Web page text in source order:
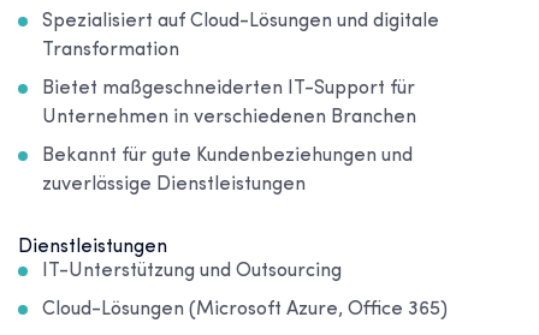
Spezialisiert auf Cloud-Lösungen und digitale
Transformation
Bietet maßgeschneiderten IT-Support für
Unternehmen in verschiedenen Branchen
Bekannt für gute Kundenbeziehungen und
zuverlässige Dienstleistungen
Dienstleistungen
IT-Unterstützung und Outsourcing
Cloud-Lösungen (Microsoft Azure, Office 365)